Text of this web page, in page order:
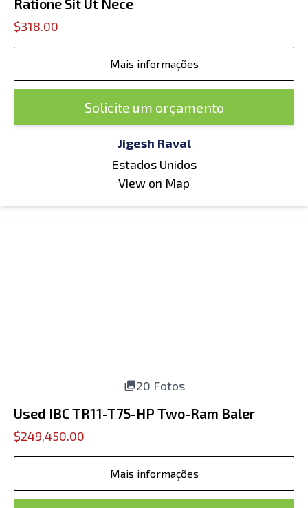
Ratione Sit Ut Nece
$318.00
Mais informações
Solicite um orçamento
Jigesh Raval
Estados Unidos
View on Map
20 Fotos
Used IBC TR11-T75-HP Two-Ram Baler
$249,450.00
Mais informações